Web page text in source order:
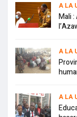
A LA
Mali
A LA
A LA